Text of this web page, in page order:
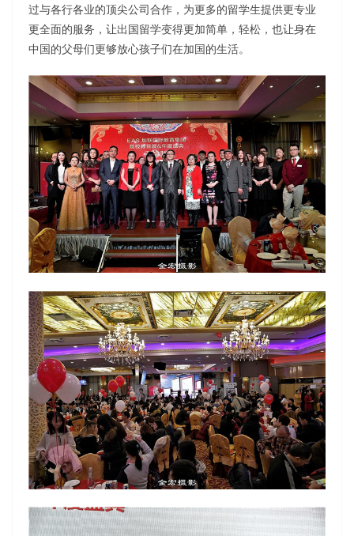
过与各行各业的顶尖公司合作，为更多的留学生提供更专业
更全面的服务，让出国留学变得更加简单，轻松，也让身在
中国的父母们更够放心孩子们在加国的生活。